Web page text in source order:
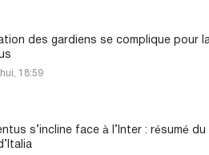
des gardiens se complique pour
18:59
s’incline face à l’Inter : résumé du